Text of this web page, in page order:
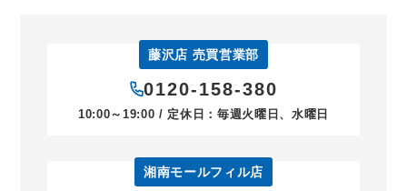
藤沢店 売買営業部
0120-158-380
10:00～19:00 / 定休日：毎週火曜日、水曜日
湘南モールフィル店